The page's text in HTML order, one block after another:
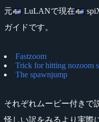
元 LuLANで現在
ガイドです。
Fastzoom
Trick for hitting nozoom
The spawnjump
それぞれムービー付きで
怪しい訳をみるより実際